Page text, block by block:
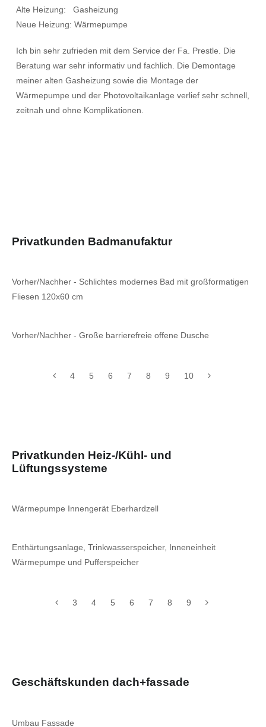
Alte Heizung: Gasheizung
Neue Heizung: Wärmepumpe
Ich bin sehr zufrieden mit dem Service der Fa. Prestle. Die
Beratung war sehr informativ und fachlich. Die Demontage
meiner alten Gasheizung sowie die Montage der
Wärmepumpe und der Photovoltaikanlage verlief sehr schnell,
zeitnah und ohne Komplikationen.
Privatkunden Badmanufaktur
Vorher/Nachher - Schlichtes modernes Bad mit großformatigen
Fliesen 120x60 cm
Vorher/Nachher - Große barrierefreie offene Dusche
4 5 6 7 8 9 10
Privatkunden Heiz-/Kühl- und
Lüftungssysteme
Wärmepumpe Innengerät Eberhardzell
Enthärtungsanlage, Trinkwasserspeicher, Inneneinheit
Wärmepumpe und Pufferspeicher
3 4 5 6 7 8 9
Geschäftskunden dach+fassade
Umbau Fassade